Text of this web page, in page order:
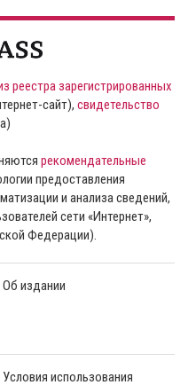
реестра зарегистрированных
сайт), свидетельство
рекомендательные
предоставления
и анализа сведений,
сети «Интернет»,
Федерации).
Об издании
Условия использования